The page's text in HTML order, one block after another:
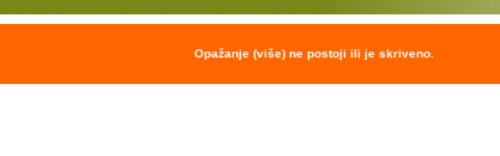
Opažanje (više) ne postoji ili je skriveno.